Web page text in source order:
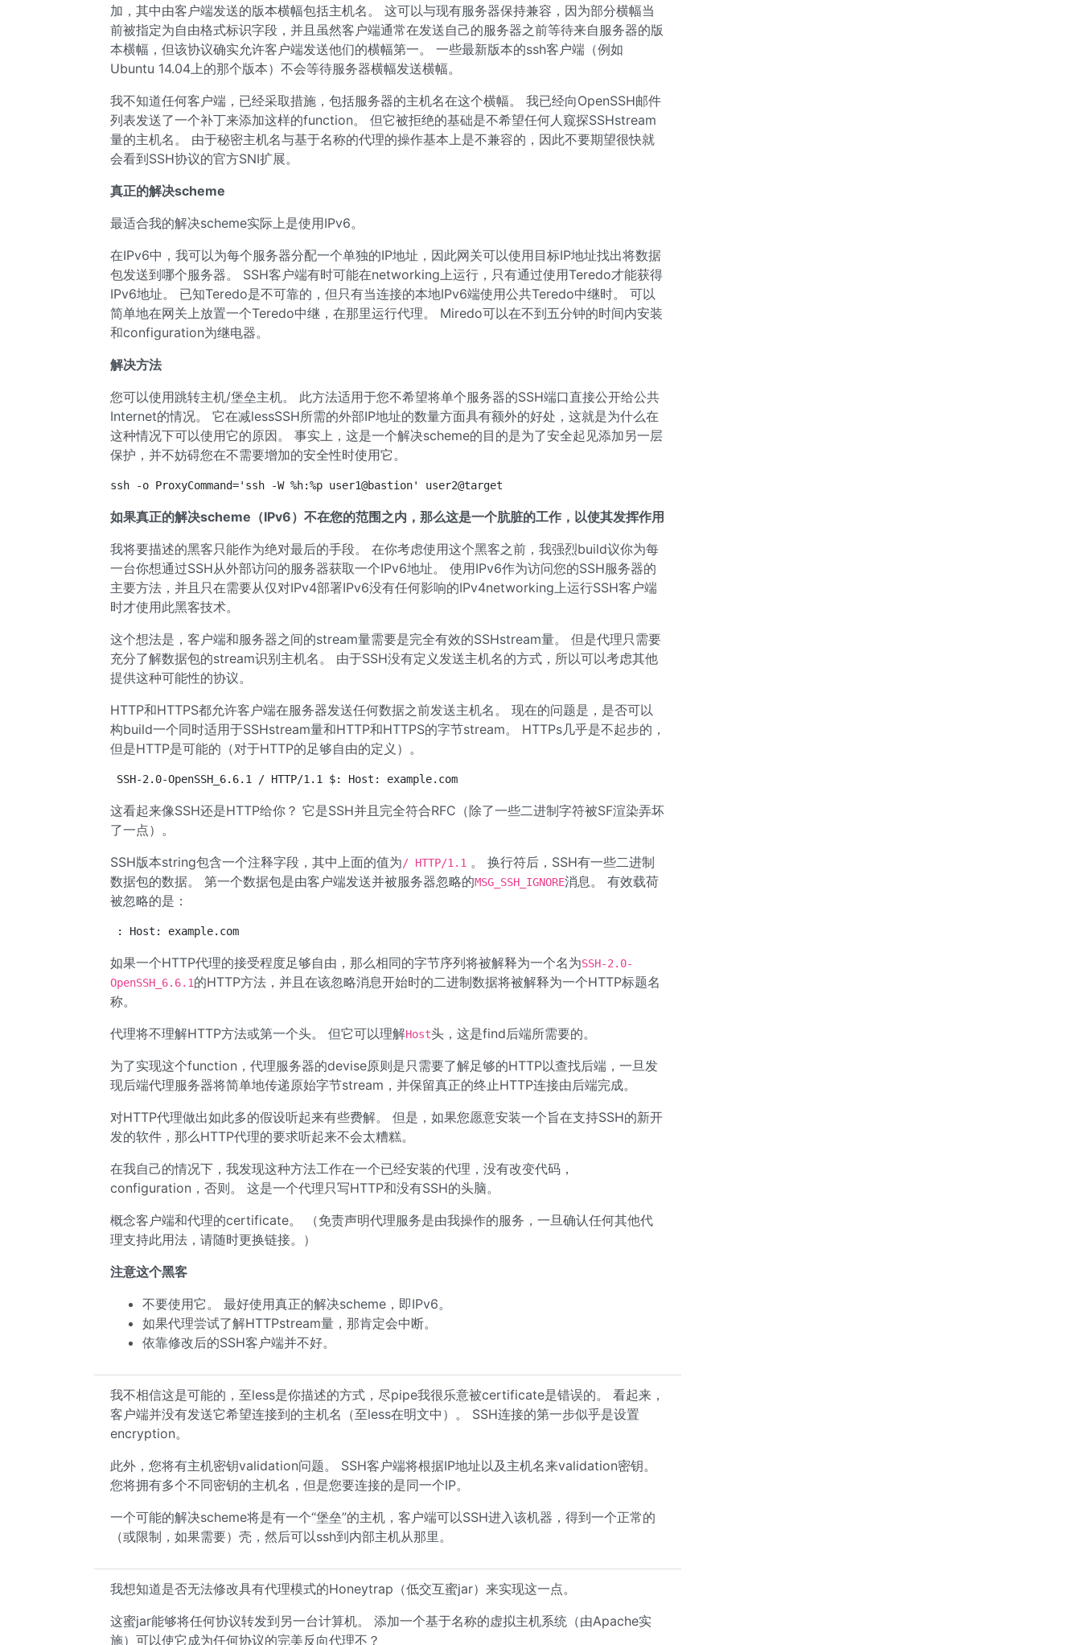
加，其中由客户端发送的版本横幅包括主机名。 这可以与现有服务器保持兼容，因为部分横幅当
前被指定为自由格式标识字段，并且虽然客户端通常在发送自己的服务器之前等待来自服务器的版
本横幅，但该协议确实允许客户端发送他们的横幅第一。 一些最新版本的ssh客户端（例如
Ubuntu 14.04上的那个版本）不会等待服务器横幅发送横幅。
我不知道任何客户端，已经采取措施，包括服务器的主机名在这个横幅。 我已经向OpenSSH邮件
列表发送了一个补丁来添加这样的function。 但它被拒绝的基础是不希望任何人窥探SSHstream
量的主机名。 由于秘密主机名与基于名称的代理的操作基本上是不兼容的，因此不要期望很快就
会看到SSH协议的官方SNI扩展。
真正的解决scheme
最适合我的解决scheme实际上是使用IPv6。
在IPv6中，我可以为每个服务器分配一个单独的IP地址，因此网关可以使用目标IP地址找出将数据
包发送到哪个服务器。 SSH客户端有时可能在networking上运行，只有通过使用Teredo才能获得
IPv6地址。 已知Teredo是不可靠的，但只有当连接的本地IPv6端使用公共Teredo中继时。 可以
简单地在网关上放置一个Teredo中继，在那里运行代理。 Miredo可以在不到五分钟的时间内安装
和configuration为继电器。
解决方法
您可以使用跳转主机/堡垒主机。 此方法适用于您不希望将单个服务器的SSH端口直接公开给公共
Internet的情况。 它在减lessSSH所需的外部IP地址的数量方面具有额外的好处，这就是为什么在
这种情况下可以使用它的原因。 事实上，这是一个解决scheme的目的是为了安全起见添加另一层
保护，并不妨碍您在不需要增加的安全性时使用它。
ssh -o ProxyCommand='ssh -W %h:%p user1@bastion' user2@target
如果真正的解决scheme（IPv6）不在您的范围之内，那么这是一个肮脏的工作，以使其发挥作用
我将要描述的黑客只能作为绝对最后的手段。 在你考虑使用这个黑客之前，我强烈build议你为每
一台你想通过SSH从外部访问的服务器获取一个IPv6地址。 使用IPv6作为访问您的SSH服务器的
主要方法，并且只在需要从仅对IPv4部署IPv6没有任何影响的IPv4networking上运行SSH客户端
时才使用此黑客技术。
这个想法是，客户端和服务器之间的stream量需要是完全有效的SSHstream量。 但是代理只需要
充分了解数据包的stream识别主机名。 由于SSH没有定义发送主机名的方式，所以可以考虑其他
提供这种可能性的协议。
HTTP和HTTPS都允许客户端在服务器发送任何数据之前发送主机名。 现在的问题是，是否可以
构build一个同时适用于SSHstream量和HTTP和HTTPS的字节stream。 HTTPs几乎是不起步的，
但是HTTP是可能的（对于HTTP的足够自由的定义）。
SSH-2.0-OpenSSH_6.6.1 / HTTP/1.1 $: Host: example.com
这看起来像SSH还是HTTP给你？ 它是SSH并且完全符合RFC（除了一些二进制字符被SF渲染弄坏
了一点）。
SSH版本string包含一个注释字段，其中上面的值为/ HTTP/1.1 。 换行符后，SSH有一些二进制
数据包的数据。 第一个数据包是由客户端发送并被服务器忽略的MSG_SSH_IGNORE消息。 有效载荷
被忽略的是：
: Host: example.com
如果一个HTTP代理的接受程度足够自由，那么相同的字节序列将被解释为一个名为SSH-2.0-
OpenSSH_6.6.1的HTTP方法，并且在该忽略消息开始时的二进制数据将被解释为一个HTTP标题名
称。
代理将不理解HTTP方法或第一个头。 但它可以理解Host头，这是find后端所需要的。
为了实现这个function，代理服务器的devise原则是只需要了解足够的HTTP以查找后端，一旦发
现后端代理服务器将简单地传递原始字节stream，并保留真正的终止HTTP连接由后端完成。
对HTTP代理做出如此多的假设听起来有些费解。 但是，如果您愿意安装一个旨在支持SSH的新开
发的软件，那么HTTP代理的要求听起来不会太糟糕。
在我自己的情况下，我发现这种方法工作在一个已经安装的代理，没有改变代码，
configuration，否则。 这是一个代理只写HTTP和没有SSH的头脑。
概念客户端和代理的certificate。 （免责声明代理服务是由我操作的服务，一旦确认任何其他代
理支持此用法，请随时更换链接。）
注意这个黑客
不要使用它。 最好使用真正的解决scheme，即IPv6。
如果代理尝试了解HTTPstream量，那肯定会中断。
依靠修改后的SSH客户端并不好。
我不相信这是可能的，至less是你描述的方式，尽pipe我很乐意被certificate是错误的。 看起来，
客户端并没有发送它希望连接到的主机名（至less在明文中）。 SSH连接的第一步似乎是设置
encryption。
此外，您将有主机密钥validation问题。 SSH客户端将根据IP地址以及主机名来validation密钥。
您将拥有多个不同密钥的主机名，但是您要连接的是同一个IP。
一个可能的解决scheme将是有一个“堡垒”的主机，客户端可以SSH进入该机器，得到一个正常的
（或限制，如果需要）壳，然后可以ssh到内部主机从那里。
我想知道是否无法修改具有代理模式的Honeytrap（低交互蜜jar）来实现这一点。
这蜜jar能够将任何协议转发到另一台计算机。 添加一个基于名称的虚拟主机系统（由Apache实
施）可以使它成为任何协议的完美反向代理不？